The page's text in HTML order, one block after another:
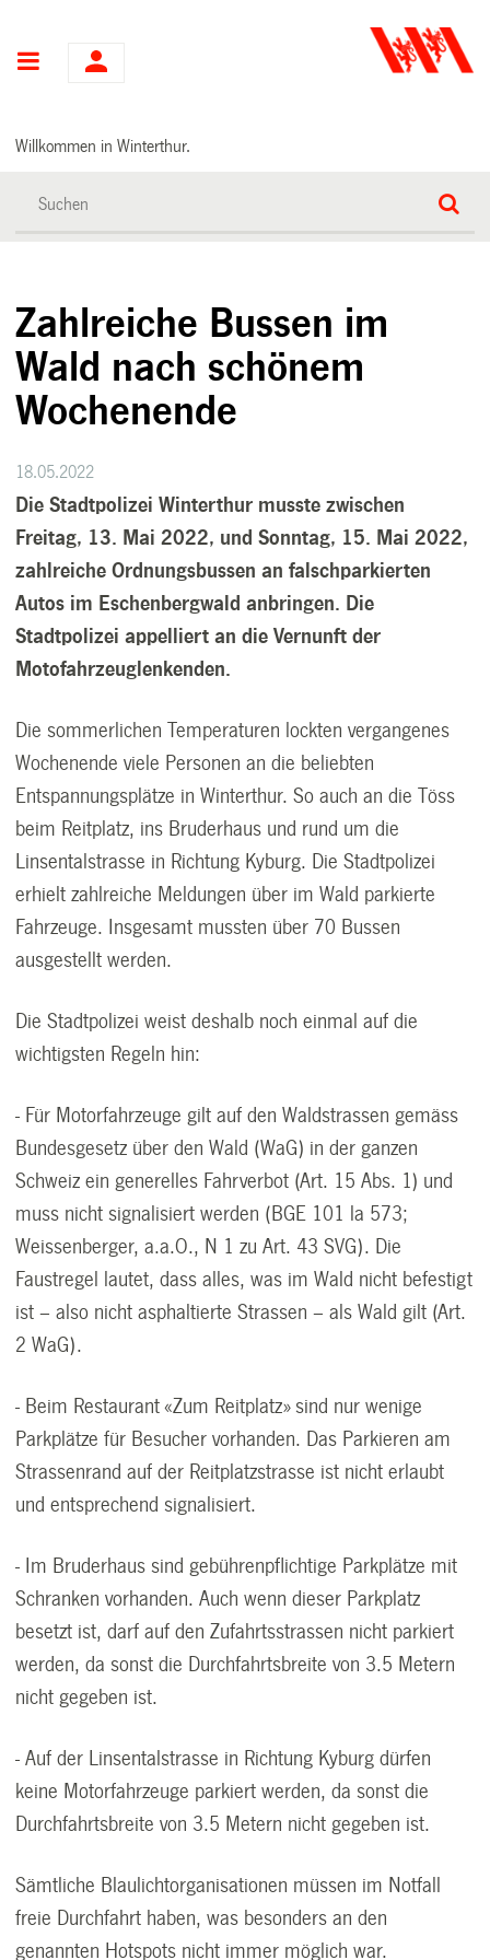
Hauptnavigation
Willkommen in Winterthur.
Zahlreiche Bussen im
Wald nach schönem
Wochenende
18.05.2022
Die Stadtpolizei Winterthur musste zwischen
Freitag, 13. Mai 2022, und Sonntag, 15. Mai 2022,
zahlreiche Ordnungsbussen an falschparkierten
Autos im Eschenbergwald anbringen. Die
Stadtpolizei appelliert an die Vernunft der
Motofahrzeuglenkenden.
Die sommerlichen Temperaturen lockten vergangenes
Wochenende viele Personen an die beliebten
Entspannungsplätze in Winterthur. So auch an die Töss
beim Reitplatz, ins Bruderhaus und rund um die
Linsentalstrasse in Richtung Kyburg. Die Stadtpolizei
erhielt zahlreiche Meldungen über im Wald parkierte
Fahrzeuge. Insgesamt mussten über 70 Bussen
ausgestellt werden.
Die Stadtpolizei weist deshalb noch einmal auf die
wichtigsten Regeln hin:
- Für Motorfahrzeuge gilt auf den Waldstrassen gemäss
Bundesgesetz über den Wald (WaG) in der ganzen
Schweiz ein generelles Fahrverbot (Art. 15 Abs. 1) und
muss nicht signalisiert werden (BGE 101 la 573;
Weissenberger, a.a.O., N 1 zu Art. 43 SVG). Die
Faustregel lautet, dass alles, was im Wald nicht befestigt
ist – also nicht asphaltierte Strassen – als Wald gilt (Art.
2 WaG).
- Beim Restaurant «Zum Reitplatz» sind nur wenige
Parkplätze für Besucher vorhanden. Das Parkieren am
Strassenrand auf der Reitplatzstrasse ist nicht erlaubt
und entsprechend signalisiert.
- Im Bruderhaus sind gebührenpflichtige Parkplätze mit
Schranken vorhanden. Auch wenn dieser Parkplatz
besetzt ist, darf auf den Zufahrtsstrassen nicht parkiert
werden, da sonst die Durchfahrtsbreite von 3.5 Metern
nicht gegeben ist.
- Auf der Linsentalstrasse in Richtung Kyburg dürfen
keine Motorfahrzeuge parkiert werden, da sonst die
Durchfahrtsbreite von 3.5 Metern nicht gegeben ist.
Sämtliche Blaulichtorganisationen müssen im Notfall
freie Durchfahrt haben, was besonders an den
genannten Hotspots nicht immer möglich war.